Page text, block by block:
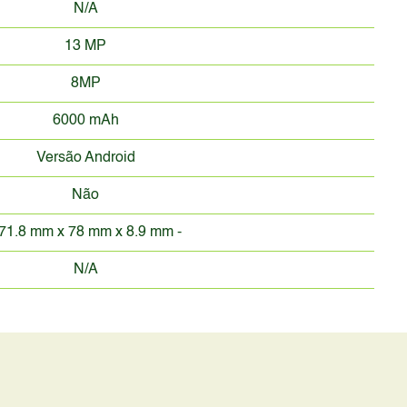
N/A
13 MP
8MP
6000 mAh
Versão Android
Não
mm x 78 mm x 8.9 mm -
N/A